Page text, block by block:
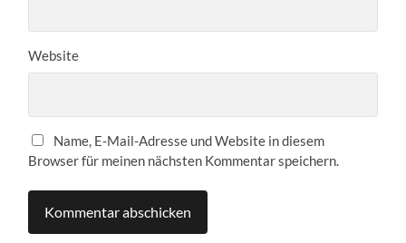
Website
Name, E-Mail-Adresse und Website in diesem
Browser für meinen nächsten Kommentar speichern.